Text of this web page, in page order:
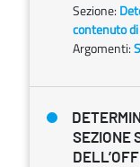
Sezione:
contenuto
Argomenti:
SEZIONE